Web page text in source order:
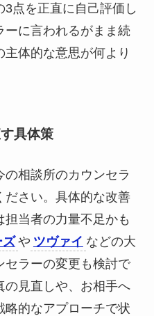
点を正直に自己評価し
ーに言われるがまま続
体的な意思が何より
具体策
の相談所のカウンセラ
ださい。具体的な改善
当者の力量不足かも
ズ や ツヴァイ などの大
セラーの変更も検討で
の見直しや、お相手へ
的なアプローチで状